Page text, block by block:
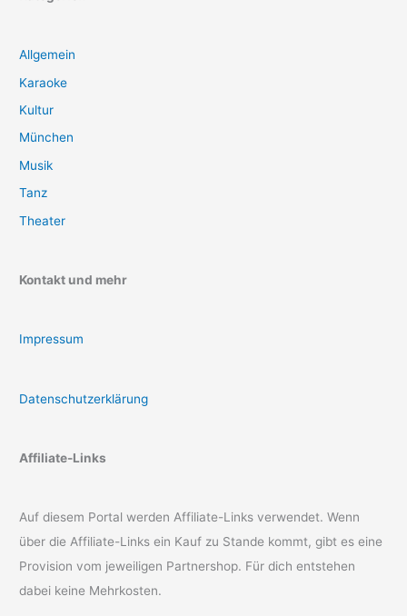
Allgemein
Karaoke
Kultur
München
Musik
Tanz
Theater
Kontakt und mehr
Impressum
Datenschutzerklärung
Affiliate-Links
Auf diesem Portal werden Affiliate-Links verwendet. Wenn
über die Affiliate-Links ein Kauf zu Stande kommt, gibt es eine
Provision vom jeweiligen Partnershop. Für dich entstehen
dabei keine Mehrkosten.